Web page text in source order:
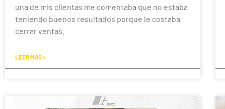
una de mis clientas me comentaba que no estaba
teniendo buenos resultados porque le costaba
cerrar ventas.
LEER MÁS »